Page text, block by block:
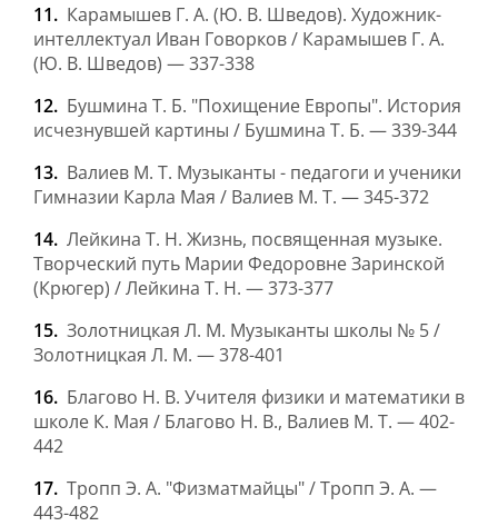
Карамышев Г. А. (Ю. В. Шведов). Художник-
интеллектуал Иван Говорков / Карамышев Г. А.
(Ю. В. Шведов) — 337-338
Бушмина Т. Б. "Похищение Европы". История
исчезнувшей картины / Бушмина Т. Б. — 339-344
Валиев М. Т. Музыканты - педагоги и ученики
Гимназии Карла Мая / Валиев М. Т. — 345-372
Лейкина Т. Н. Жизнь, посвященная музыке.
Творческий путь Марии Федоровне Заринской
(Крюгер) / Лейкина Т. Н. — 373-377
Золотницкая Л. М. Музыканты школы № 5 /
Золотницкая Л. М. — 378-401
Благово Н. В. Учителя физики и математики в
школе К. Мая / Благово Н. В., Валиев М. Т. — 402-
442
Тропп Э. А. "Физматмайцы" / Тропп Э. А. —
443-482